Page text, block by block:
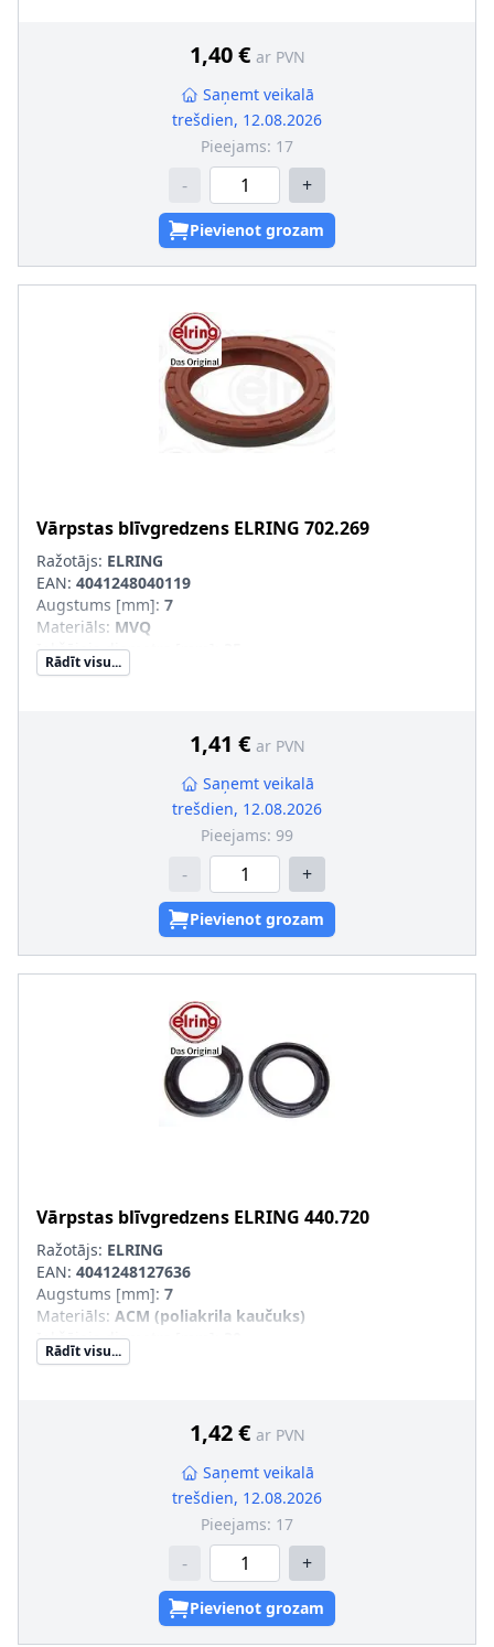
ar putekļu aizsargmaliņu
1,40 € ar PVN
Saņemt veikalā
trešdien, 12.08.2026
Pieejams: 17
- +
Pievienot grozam
Vārpstas blīvgredzens ELRING 702.269
Ražotājs: ELRING
EAN: 4041248040119
Augstums [mm]: 7
Materiāls: MVQ
Iekšējais diametrs [mm]
Ārējais diametrs [mm]
ar putekļu aizsargmaliņu
Rādīt visu...
1,41 € ar PVN
Saņemt veikalā
trešdien, 12.08.2026
Pieejams: 99
- +
Pievienot grozam
Vārpstas blīvgredzens ELRING 440.720
Ražotājs: ELRING
EAN: 4041248127636
Augstums [mm]: 7
Materiāls: ACM (poliakrila kaučuks)
Iekšējais diametrs [mm]
Ārējais diametrs [mm]
ar putekļu aizsargmaliņu
Rādīt visu...
1,42 € ar PVN
Saņemt veikalā
trešdien, 12.08.2026
Pieejams: 17
- +
Pievienot grozam